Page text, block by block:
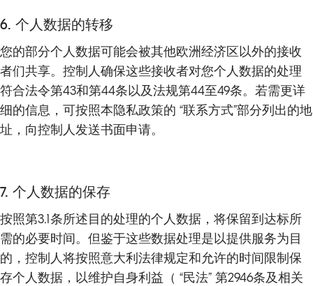
6. 个人数据的转移
您的部分个人数据可能会被其他欧洲经济区以外的接收
者们共享。控制人确保这些接收者对您个人数据的处理
符合法令第43和第44条以及法规第44至49条。若需更详
细的信息，可按照本隐私政策的 “联系方式”部分列出的地
址，向控制人发送书面申请。
7. 个人数据的保存
按照第3.1条所述目的处理的个人数据，将保留到达标所
需的必要时间。但鉴于这些数据处理是以提供服务为目
的，控制人将按照意大利法律规定和允许的时间限制保
存个人数据，以维护自身利益（ “民法” 第2946条及相关